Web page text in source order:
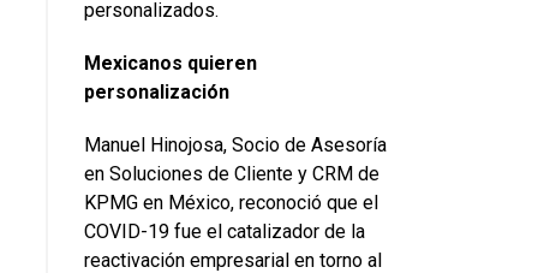
personalizados.
Mexicanos quieren
personalización
Manuel Hinojosa, Socio de Asesoría
en Soluciones de Cliente y CRM de
KPMG en México, reconoció que el
COVID-19 fue el catalizador de la
reactivación empresarial en torno al